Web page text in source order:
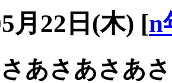
月22日(木) [n
あさあさあ